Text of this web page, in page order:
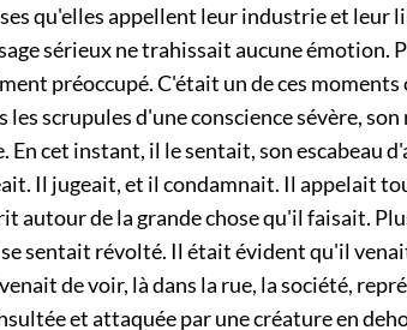
qu'elles appellent leur industrie et leur
sérieux ne trahissait aucune émotion.
préoccupé. C'était un de ces moments
les scrupules d'une conscience sévère,
cet instant, il le sentait, son escabeau
Il jugeait, et il condamnait. Il appelait
autour de la grande chose qu'il faisait.
sentait révolté. Il était évident qu'il
de voir, là dans la rue, la société,
et attaquée par une créature en